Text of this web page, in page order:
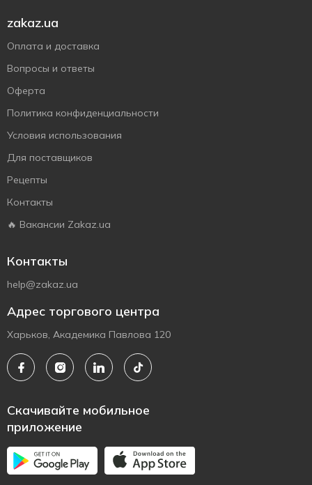
zakaz.ua
Оплата и доставка
Вопросы и ответы
Оферта
Политика конфиденциальности
Условия использования
Для поставщиков
Рецепты
Контакты
🔥 Вакансии Zakaz.ua
Контакты
help@zakaz.ua
Адрес торгового центра
Харьков, Академика Павлова 120
Скачивайте мобильное
приложение